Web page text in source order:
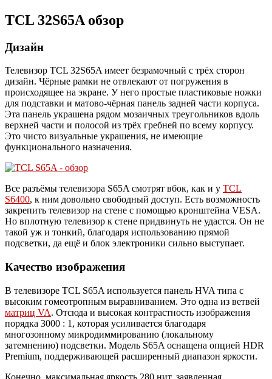
TCL 32S65A обзор
Дизайн
Телевизор TCL 32S65A имеет безрамочный с трёх сторон
дизайн. Чёрные рамки не отвлекают от погружения в
происходящее на экране. У него простые пластиковые ножки
для подставки и матово-чёрная панель задней части корпуса.
Эта панель украшена рядом мозаичных треугольников вдоль
верхней части и полосой из трёх гребней по всему корпусу.
Это чисто визуальные украшения, не имеющие
функционального назначения.
Все разъёмы телевизора S65A смотрят вбок, как и у TCL
S6400, к ним довольно свободный доступ. Есть возможность
закрепить телевизор на стене с помощью кронштейна VESA.
Но вплотную телевизор к стене придвинуть не удастся. Он не
такой уж и тонкий, благодаря использованию прямой
подсветки, да ещё и блок электроники сильно выступает.
Качество изображения
В телевизоре TCL S65A используется панель HVA типа с
высоким гомеотропным выравниванием. Это одна из ветвей
матриц VA. Отсюда и высокая контрастность изображения
порядка 3000 : 1, которая усиливается благодаря
многозонному микродиммированию (локальному
затемнению) подсветки. Модель S65A оснащена опцией HDR
Premium, поддерживающей расширенный диапазон яркости.
Конечно, максимальная яркость 280 нит, заявленная